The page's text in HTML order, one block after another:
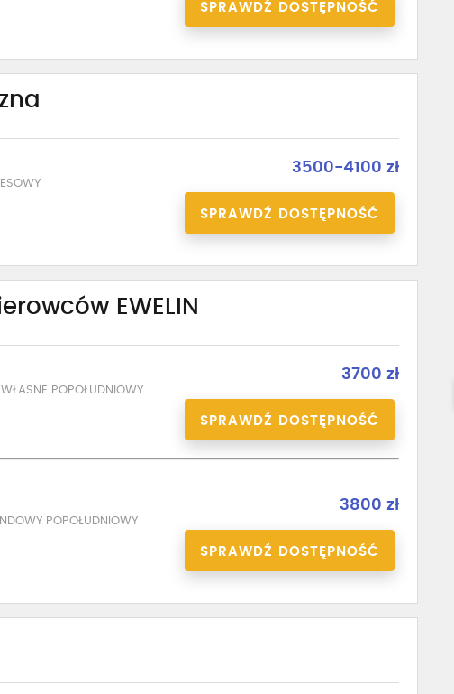
SPRAWDŹ DOSTĘPNOŚĆ
3500-4100 zł
SPRAWDŹ DOSTĘPNOŚĆ
EWELIN
POPOŁUDNIOWY
3700 zł
SPRAWDŹ DOSTĘPNOŚĆ
POPOŁUDNIOWY
3800 zł
SPRAWDŹ DOSTĘPNOŚĆ